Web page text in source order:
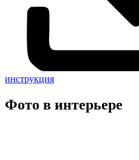
инструкция
Фото в интерьере